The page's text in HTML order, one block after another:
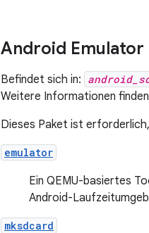
Android Emulator
Befindet sich in:
Weitere Informationen finden
Dieses Paket ist
emulator
Ein QEMU-basiertes
Android-
mksdcard